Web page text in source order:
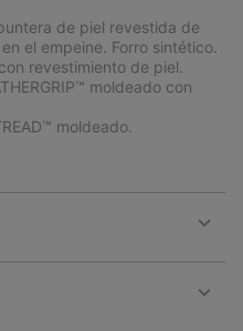
de piel revestida de
el empeine. Forro sintético.
revestimiento de piel.
moldeado con
moldeado.
or